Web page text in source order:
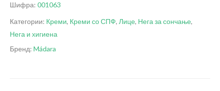
Шифра: 001063
Категории: Креми, Креми со СПФ, Лице, Нега за сончање,
Нега и хигиена
Бренд: Mádara